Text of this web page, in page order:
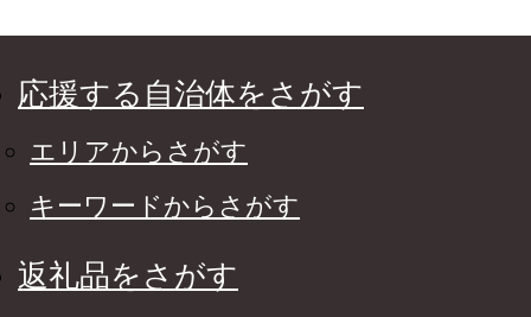
応援する自治体をさがす
エリアからさがす
キーワードからさがす
返礼品をさがす